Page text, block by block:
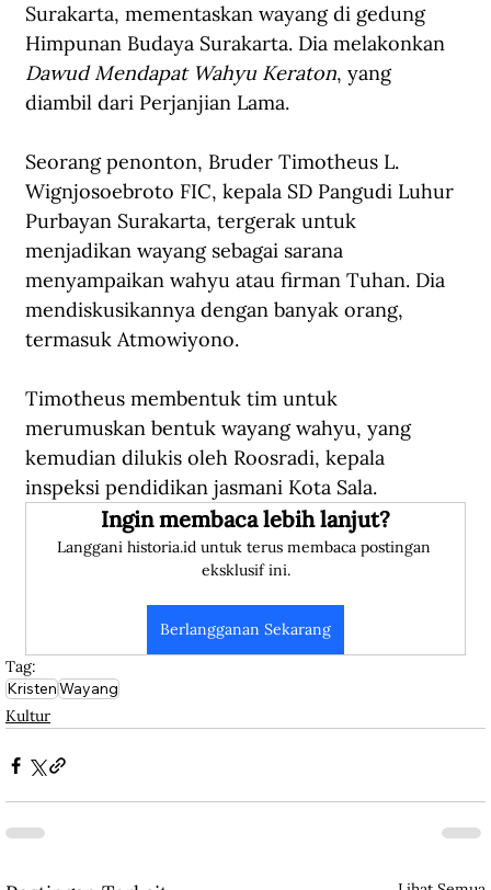
Surakarta, mementaskan wayang di gedung
Himpunan Budaya Surakarta. Dia melakonkan
Dawud Mendapat Wahyu Keraton, yang
diambil dari Perjanjian Lama.
Seorang penonton, Bruder Timotheus L.
Wignjosoebroto FIC, kepala SD Pangudi Luhur
Purbayan Surakarta, tergerak untuk
menjadikan wayang sebagai sarana
menyampaikan wahyu atau firman Tuhan. Dia
mendiskusikannya dengan banyak orang,
termasuk Atmowiyono.
Timotheus membentuk tim untuk
merumuskan bentuk wayang wahyu, yang
kemudian dilukis oleh Roosradi, kepala
inspeksi pendidikan jasmani Kota Sala.
Ingin membaca lebih lanjut?
Langgani historia.id untuk terus membaca postingan
eksklusif ini.
Berlangganan Sekarang
Tag:
KristenWayang
Kultur